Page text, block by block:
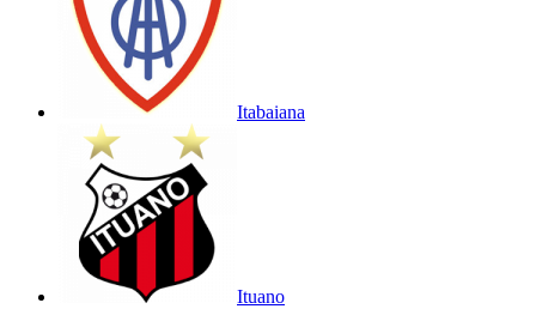
Itabaiana
Ituano